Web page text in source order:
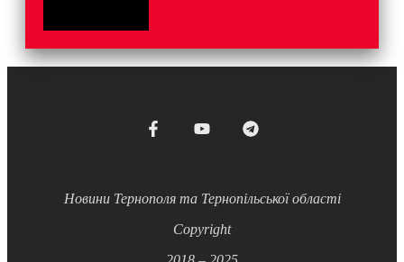
Новини Тернополя та Тернопільської області
Copyright